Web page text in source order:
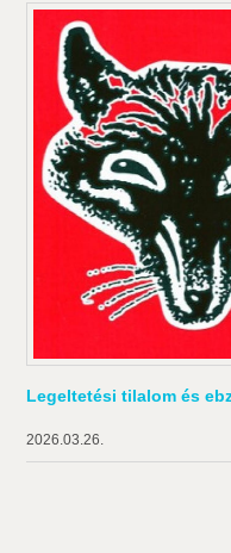
Legeltetési tilalom és
2026.03.26.